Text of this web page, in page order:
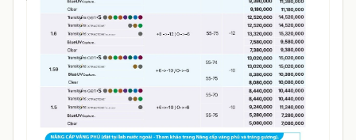
Liberty 3.0 Crizal Rock :